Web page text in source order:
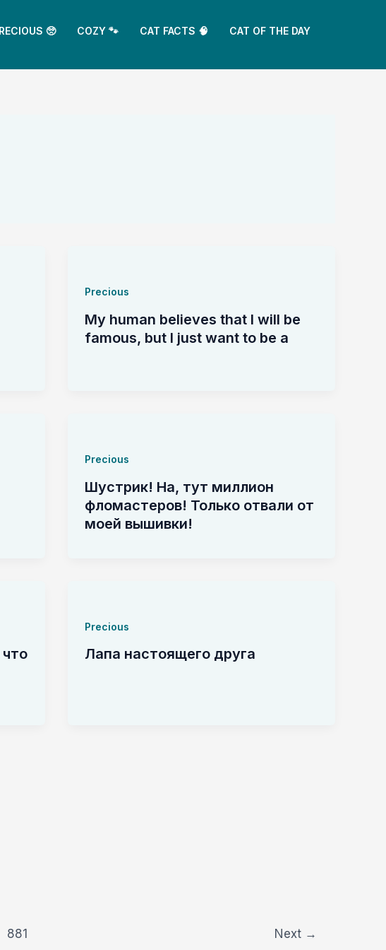
🥺 COZY 🐾 CAT FACTS 🧠 CAT OF THE DAY
Precious
My human believes that I will be
famous, but I just want to be a
Precious
Шустрик! На, тут миллион
фломастеров! Только отвали от
моей вышивки!
Precious
Лапа настоящего друга
881 Next →